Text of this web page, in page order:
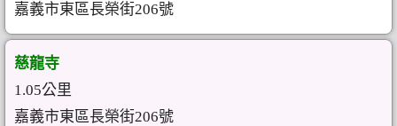
嘉義市東區長榮街206號
慈龍寺
1.05公里
嘉義市東區長榮街206號